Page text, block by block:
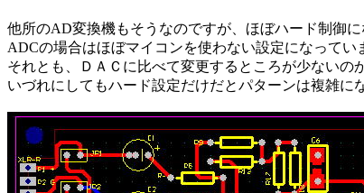
他所のAD変換機もそうなのですが、ほぼハード制御
ADCの場合はほぼマイコンを使わない設定になって
それとも、ＤＡＣに比べて変更するところが少ないの
いづれにしてもハード設定だけだとパターンは複雑に